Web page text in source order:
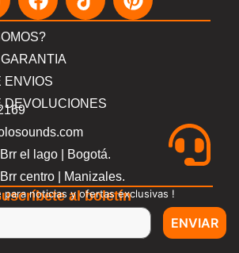
ENVIOS
DEVOLUCIONES
el lago | Bogotá.
centro | Manizales.
al boletín
para noticias y ofertas exclusivas !
ENVIAR